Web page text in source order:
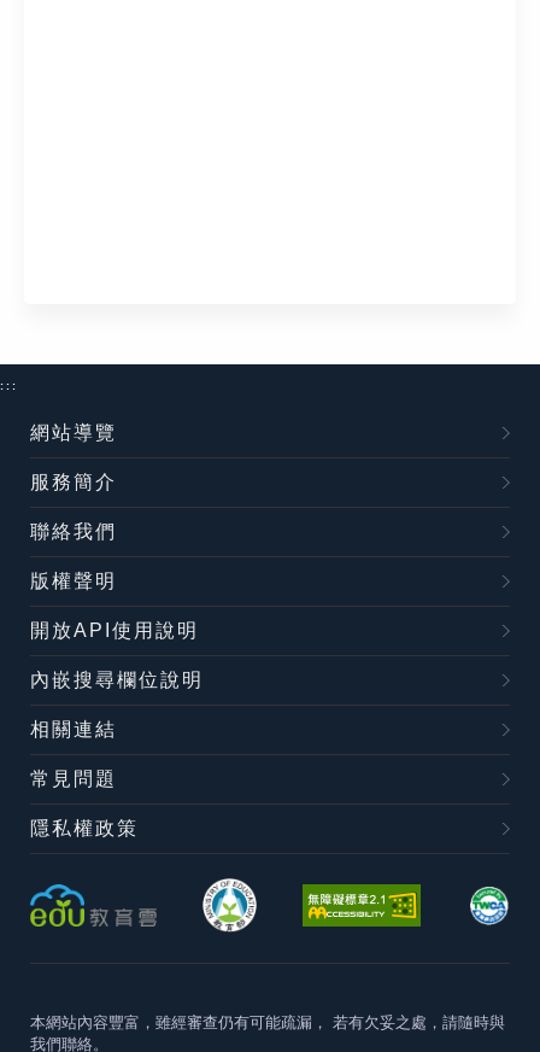
:::
網站導覽
服務簡介
聯絡我們
版權聲明
開放API使用說明
內嵌搜尋欄位說明
相關連結
常見問題
隱私權政策
本網站內容豐富，雖經審查仍有可能疏漏， 若有欠妥之處，請隨時與
我們聯絡。